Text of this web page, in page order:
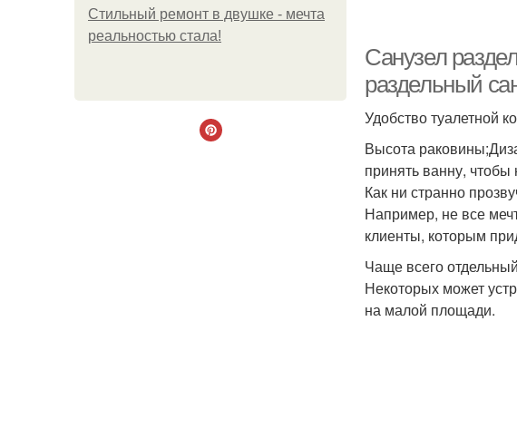
Стильный ремонт в двушке - мечта
реальностью стала!
Санузел
раздельный
Удобство туалетной
Высота
принять ванну,
Как ни странно
Например, не все
клиенты, которым
Чаще всего
Некоторых может
на малой площади.